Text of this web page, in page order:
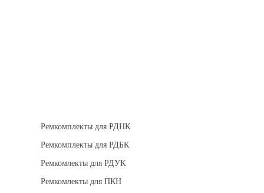
Ремкомплекты для РДНК
Ремкомплекты для РДБК
Ремкомлекты для РДУК
Ремкомлекты для ПКН